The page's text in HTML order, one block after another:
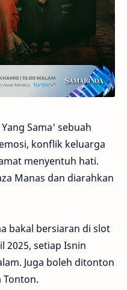
Sama' sebuah
konflik keluarga
menyentuh hati.
Manas dan diarahkan
bakal bersiaran di slot
2025, setiap Isnin
Juga boleh ditonton
Tonton.